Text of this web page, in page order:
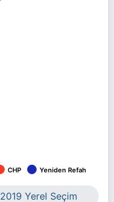
CHP Yeniden Refah
2019 Yerel Seçim